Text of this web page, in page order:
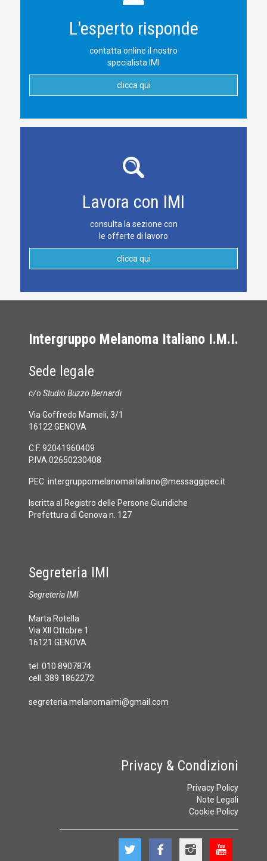
L'esperto risponde
contatta online il nostro
specialista IMI
clicca qui
Lavora con IMI
consulta la sezione con
le offerte di lavoro
clicca qui
Intergruppo Melanoma Italiano I.M.I.
Sede legale
c/o Studio Buzzo Bernardi
Via Goffredo Mameli, 3/1
16122 GENOVA
C.F. 92041960409
P.IVA 02650230408
PEC: intergruppomelanomaitaliano@messaggipec.it
Iscritta al Registro delle Persone Giuridiche
Prefettura di Genova n. 127
Segreteria IMI
Segreteria IMI
Marta Rotella
Via XII Ottobre 1
16121 GENOVA
tel. 010 8907874
cell. 389 1862272
segreteria.melanomaimi@gmail.com
Privacy & Condizioni
Privacy Policy
Note Legali
Cookie Policy